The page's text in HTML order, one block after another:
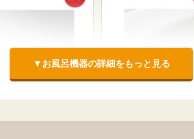
▼お風呂機器の詳細をもっと見る